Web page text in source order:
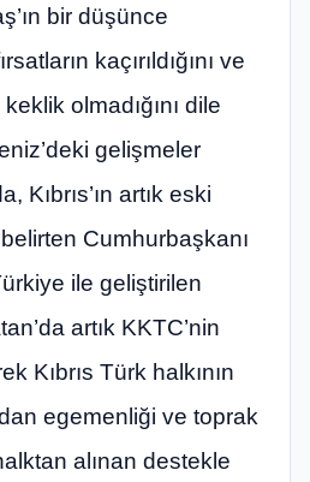
bir düşünce
kaçırıldığını ve
olmadığını dile
gelişmeler
Kıbrıs’ın artık eski
belirten Cumhurbaşkanı
ile geliştirilen
artık KKTC’nin
Kıbrıs Türk halkının
egemenliği ve toprak
alınan destekle